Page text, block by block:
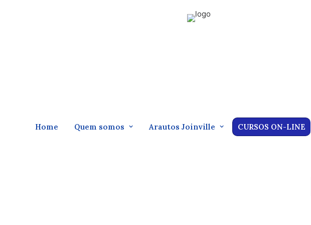
Home Quem somos Arautos Joinville CURSOS ON-LINE